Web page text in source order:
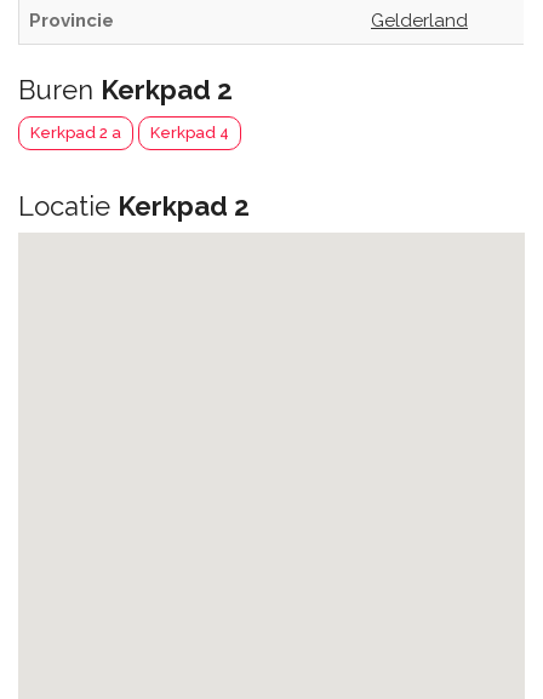
Provincie Gelderland
Buren Kerkpad 2
Kerkpad 2 a Kerkpad 4
Locatie Kerkpad 2